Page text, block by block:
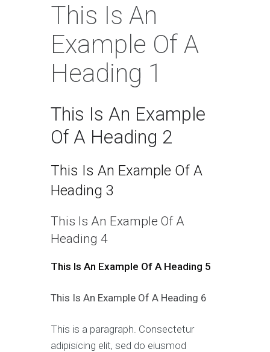
This Is An
Example Of A
Heading 1
This Is An Example
Of A Heading 2
This Is An Example Of A
Heading 3
This Is An Example Of A
Heading 4
This Is An Example Of A Heading 5
This Is An Example Of A Heading 6
This is a paragraph. Consectetur
adipisicing elit, sed do eiusmod